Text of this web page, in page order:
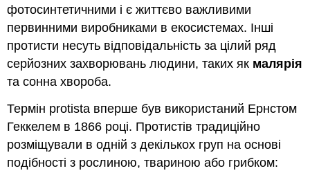
фотосинтетичними і є життєво важливими
первинними виробниками в екосистемах. Інші
протисти несуть відповідальність за цілий ряд
серйозних захворювань людини, таких як малярія
та сонна хвороба.
Термін protista вперше був використаний Ернстом
Геккелем в 1866 році. Протистів традиційно
розміщували в одній з декількох груп на основі
подібності з рослиною, твариною або грибком: